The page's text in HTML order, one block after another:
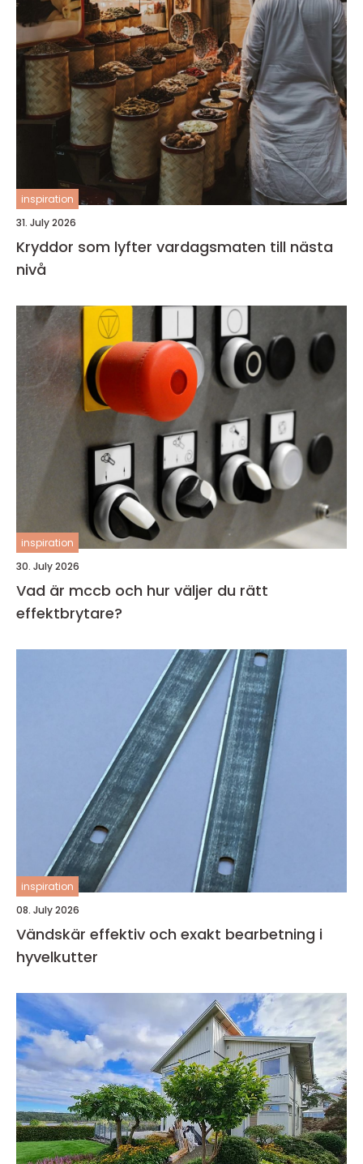
inspiration
31. July 2026
Kryddor som lyfter vardagsmaten till nästa
nivå
inspiration
30. July 2026
Vad är mccb och hur väljer du rätt
effektbrytare?
inspiration
08. July 2026
Vändskär effektiv och exakt bearbetning i
hyvelkutter